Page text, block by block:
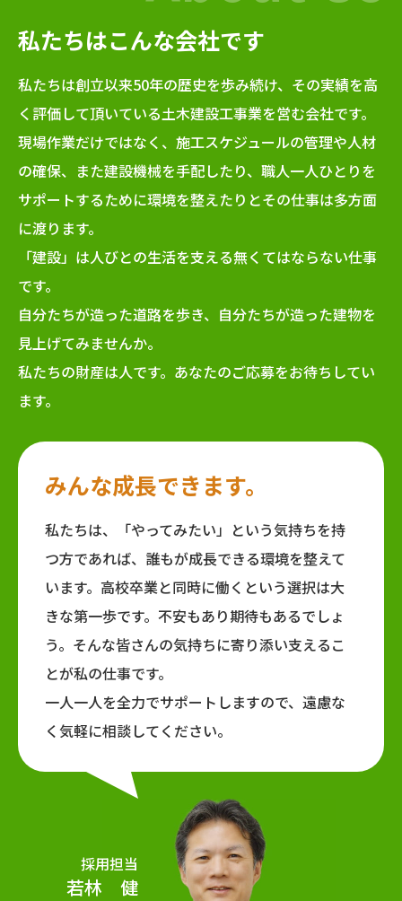
私たちはこんな会社です
私たちは創立以来50年の歴史を歩み続け、その実績を高
く評価して頂いている土木建設工事業を営む会社です。
現場作業だけではなく、施工スケジュールの管理や人材
の確保、また建設機械を手配したり、職人一人ひとりを
サポートするために環境を整えたりとその仕事は多方面
に渡ります。
「建設」は人びとの生活を支える無くてはならない仕事
です。
自分たちが造った道路を歩き、自分たちが造った建物を
見上げてみませんか。
私たちの財産は人です。あなたのご応募をお待ちしてい
ます。
みんな成長できます。
私たちは、「やってみたい」という気持ちを持
つ方であれば、誰もが成長できる環境を整えて
います。高校卒業と同時に働くという選択は大
きな第一歩です。不安もあり期待もあるでしょ
う。そんな皆さんの気持ちに寄り添い支えるこ
とが私の仕事です。
一人一人を全力でサポートしますので、遠慮な
く気軽に相談してください。
採用担当
若林 健